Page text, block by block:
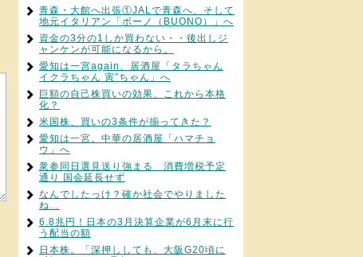
青森・大館へ出張①JALで青森へ、そして
地元イタリアン「ボーノ（BUONO）」へ
資金の3分の1しか買わない・・後出しジ
ャンケンが可能になるから。
愛知は一宮again、居酒屋「タラちゃん
イクラちゃん 寅”ちゃん」へ
巨額の自己株買いの効果、これから本格
化？
米国株、買いの3条件が揃ってきた？
愛知は一宮。中華の居酒屋「ハマチョ
ウ」へ
衆参同日選見送り強まる 消費増税予定
通り 国会延長せず
なんでしたっけ？確か社会でやりました
ね…
6.8兆円！日本の3月決算企業が6月末に行
う配当の額
日本株。「深押ししても、大阪G20頃に